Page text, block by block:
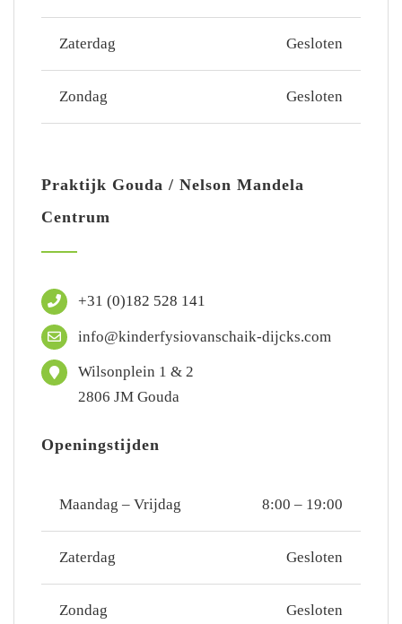
Zaterdag Gesloten
Zondag Gesloten
Praktijk Gouda / Nelson Mandela
Centrum
+31 (0)182 528 141
info@kinderfysiovanschaik-dijcks.com
Wilsonplein 1 & 2
2806 JM Gouda
Openingstijden
Maandag – Vrijdag 8:00 – 19:00
Zaterdag Gesloten
Zondag Gesloten